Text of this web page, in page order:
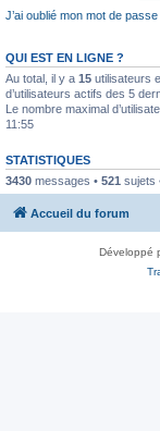
J’ai oublié mon mot de passe
QUI EST EN LIGNE ?
Au total, il y a 15 utilisateurs
d’utilisateurs actifs des 5
Le nombre maximal
11:55
STATISTIQUES
3430 messages • 521 sujets
Accueil du forum
Développé